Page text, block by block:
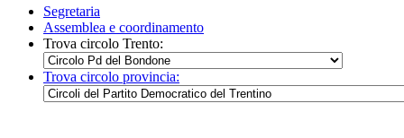
Segretaria
Assemblea e coordinamento
Trova circolo Trento:
Trova circolo provincia: